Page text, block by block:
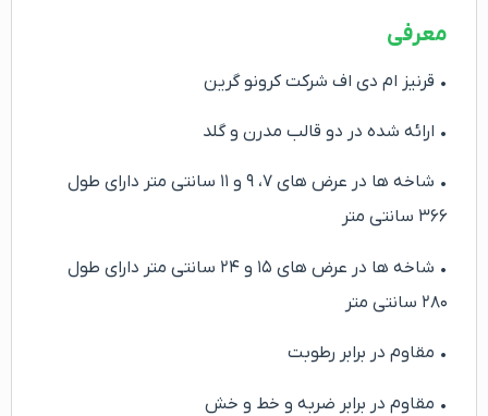
معرفی
• قرنیز ام دی اف شرکت کرونو گرین
• ارائه شده در دو قالب مدرن و گلد
• شاخه ها در عرض های ۷، ۹ و ۱۱ سانتی متر دارای طول
۳۶۶ سانتی متر
• شاخه ها در عرض های ۱۵ و ۲۴ سانتی متر دارای طول
۲۸۰ سانتی متر
• مقاوم در برابر رطوبت
• مقاوم در برابر ضربه و خط و خش